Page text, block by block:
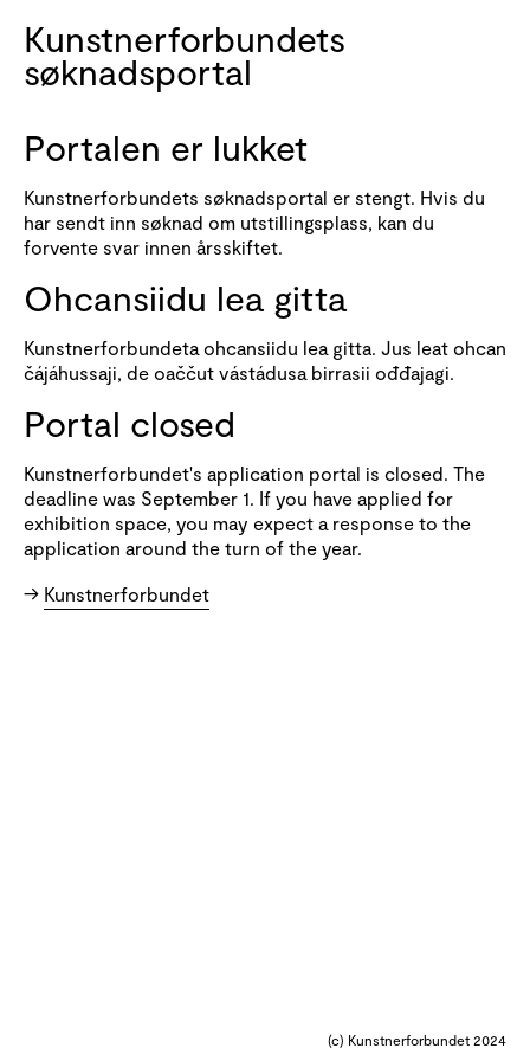
Kunstnerforbundets
søknadsportal
Portalen er lukket
Kunstnerforbundets søknadsportal er stengt. Hvis du
har sendt inn søknad om utstillingsplass, kan du
forvente svar innen årsskiftet.
Ohcansiidu lea gitta
Kunstnerforbundeta ohcansiidu lea gitta. Jus leat ohcan
čájáhussaji, de oaččut vástádusa birrasii ođđajagi.
Portal closed
Kunstnerforbundet's application portal is closed. The
deadline was September 1. If you have applied for
exhibition space, you may expect a response to the
application around the turn of the year.
→ Kunstnerforbundet
(c) Kunstnerforbundet 2024